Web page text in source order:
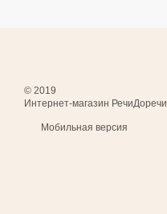
© 2019
Интернет-магазин РечиДоречи
Мобильная версия